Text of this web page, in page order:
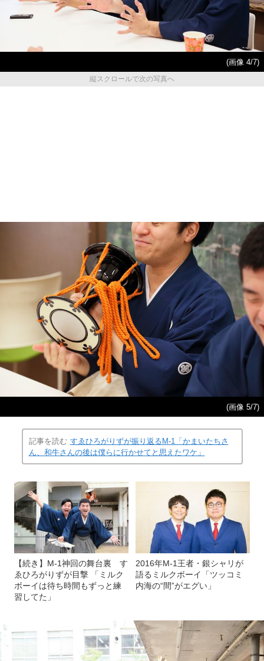
(画像 4/7)
縦スクロールで次の写真へ
(画像 5/7)
記事を読む すゑひろがりずが振り返るM-1「かまいたちさ
ん、和牛さんの後は僕らに行かせてと思えたワケ」
【続き】M-1神回の舞台裏 す
ゑひろがりずが目撃 「ミルク
ボーイは待ち時間もずっと練
習してた」
2016年M-1王者・銀シャリが
語るミルクボーイ「ツッコミ
内海の“間”がエグい」